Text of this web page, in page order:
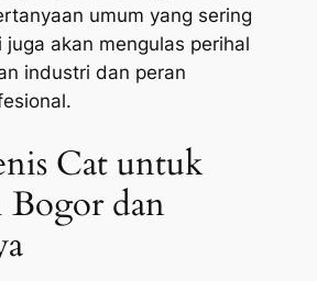
umum yang sering
juga akan mengulas perihal
industri dan peran
Cat untuk
dan